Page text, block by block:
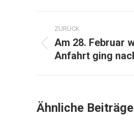
ZURÜCK
Vorheriger
Beitrag:
Am 28. Februar
Anfahrt ging
Ähnliche Beiträge